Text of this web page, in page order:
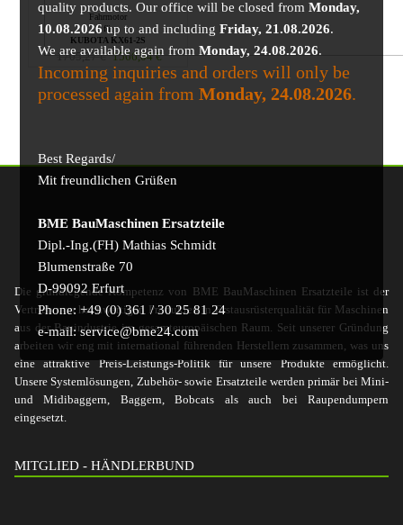
quality products. Our office will be closed fromMonday,
10.08.2026up to and includingFriday, 21.08.2026.
We are available again fromMonday, 24.08.2026.
Incoming inquiries and orders will only be
processed again fromMonday, 24.08.2026.
Best Regards/
Mit freundlichen Grüßen
BME BauMaschinen Ersatzteile
Dipl.-Ing.(FH) Mathias Schmidt
Blumenstraße 70
D-99092 Erfurt
Phone: +49 (0) 361 / 30 25 81 24
e-mail: service@bme24.com
Fahrmotor
für
KUBOTA KX61-2S
1705,27€ 1566,04€
Die grundlegende Kompetenz von BME BauMaschinen Ersatzteile ist der
Vertrieb von hochwertigen Produkten in Erstausrüsterqualität für Maschinen
aus der Bauindustrie im gesamteuropäischen Raum. Seit unserer Gründung
arbeiten wir eng mit international führenden Herstellern zusammen, was uns
eine attraktive Preis-Leistungs-Politik für unsere Produkte ermöglicht.
Unsere Systemlösungen, Zubehör- sowie Ersatzteile werden primär bei Mini-
und Midibaggern, Baggern, Bobcats als auch bei Raupendumpern
eingesetzt.
MITGLIED - HÄNDLERBUND